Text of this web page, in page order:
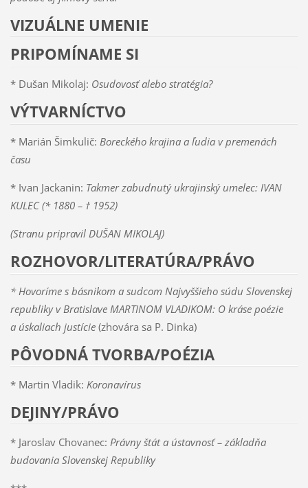
VIZUÁLNE UMENIE
PRIPOMÍNAME SI
* Dušan Mikolaj: Osudovosť alebo stratégia?
VÝTVARNÍCTVO
* Marián Šimkulič: Boreckého krajina a ľudia v premenách
času
* Ivan Jackanin: Takmer zabudnutý ukrajinský umelec: IVAN
KULEC (* 1880 – † 1952)
(Stranu pripravil DUŠAN MIKOLAJ)
ROZHOVOR/LITERATÚRA/PRÁVO
* Hovoríme s básnikom a sudcom Najvyššieho súdu Slovenskej
republiky v Bratislave MARTINOM VLADIKOM: O kráse poézie
a úskaliach justície (zhovára sa P. Dinka)
PÔVODNÁ TVORBA/POÉZIA
* Martin Vladik: Koronavírus
DEJINY/PRÁVO
* Jaroslav Chovanec: Právny štát a ústavnosť – základňa
budovania Slovenskej Republiky